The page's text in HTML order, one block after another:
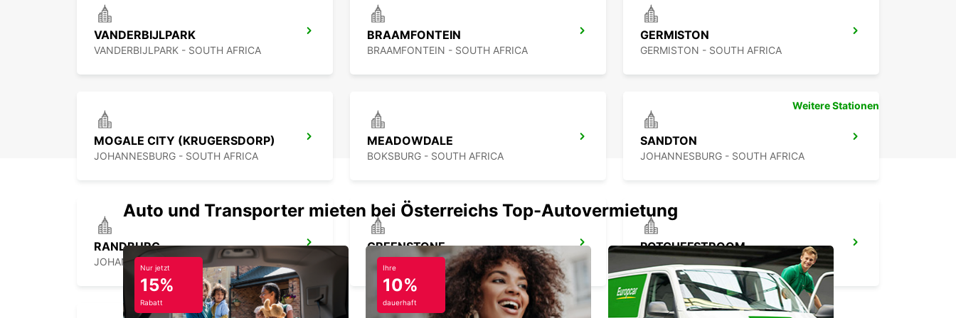
VANDERBIJLPARK
VANDERBIJLPARK - SOUTH AFRICA
BRAAMFONTEIN
BRAAMFONTEIN - SOUTH AFRICA
GERMISTON
GERMISTON - SOUTH AFRICA
MOGALE CITY (KRUGERSDORP)
JOHANNESBURG - SOUTH AFRICA
MEADOWDALE
BOKSBURG - SOUTH AFRICA
SANDTON
JOHANNESBURG - SOUTH AFRICA
RANDBURG
JOHANNESBURG - SOUTH AFRICA
GREENSTONE
EDENVALE - SOUTH AFRICA
POTCHEFSTROOM
POTCHEFSTROOM - SOUTH AFRICA
Weitere Stationen
Auto und Transporter mieten bei Österreichs Top-Autovermietung
Nur jetzt
15%
Rabatt
Ihre
10%
dauerhaft